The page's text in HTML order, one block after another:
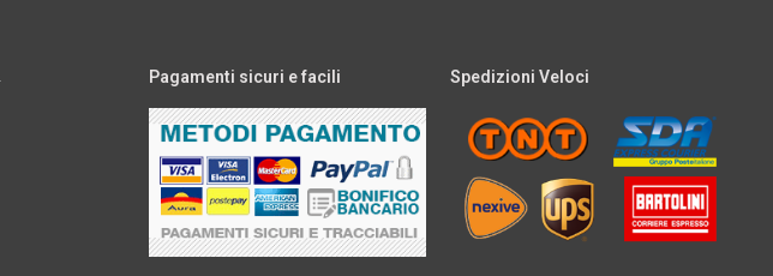
Pagamenti sicuri e facili Spedizioni Veloci